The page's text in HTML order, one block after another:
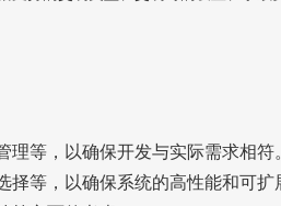
等，以确保开发与实际需求相符。
等，以确保系统的高性能和可扩